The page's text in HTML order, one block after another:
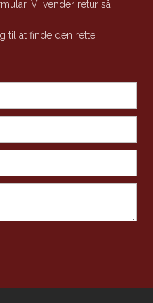
Vi vender retur så
til at finde den rette